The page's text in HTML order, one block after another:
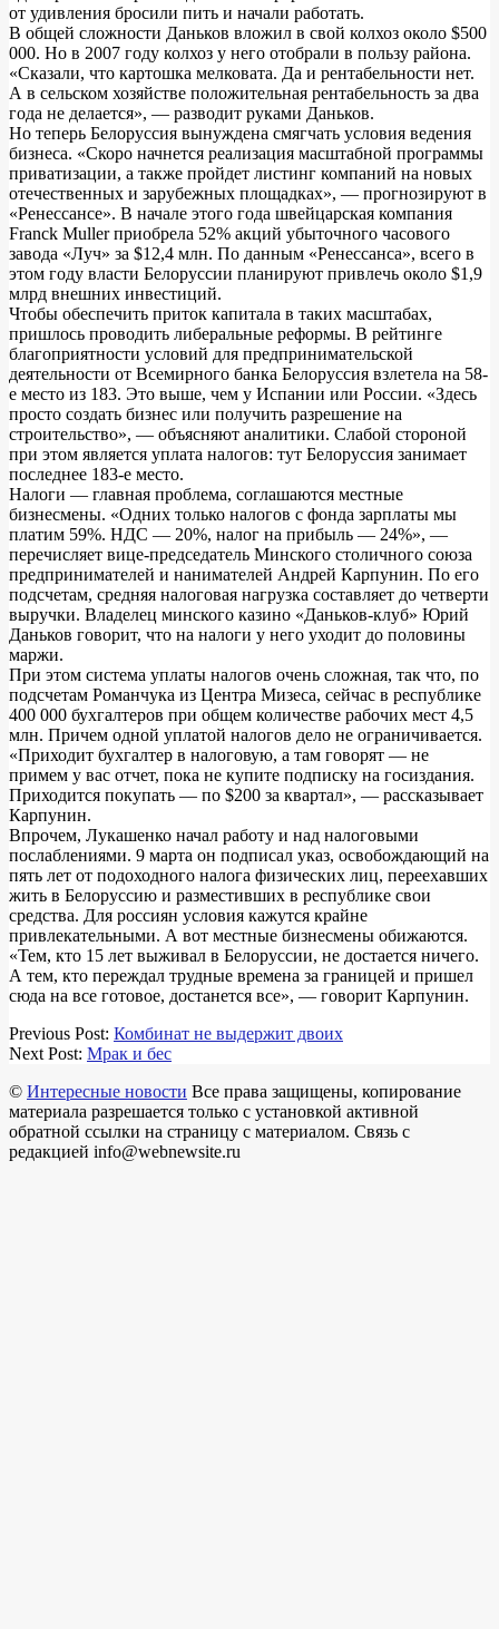
от удивления бросили пить и начали работать.
В общей сложности Даньков вложил в свой колхоз около $500
000. Но в 2007 году колхоз у него отобрали в пользу района.
«Сказали, что картошка мелковата. Да и рентабельности нет.
А в сельском хозяйстве положительная рентабельность за два
года не делается», — разводит руками Даньков.
Но теперь Белоруссия вынуждена смягчать условия ведения
бизнеса. «Скоро начнется реализация масштабной программы
приватизации, а также пройдет листинг компаний на новых
отечественных и зарубежных площадках», — прогнозируют в
«Ренессансе». В начале этого года швейцарская компания
Franck Muller приобрела 52% акций убыточного часового
завода «Луч» за $12,4 млн. По данным «Ренессанса», всего в
этом году власти Белоруссии планируют привлечь около $1,9
млрд внешних инвестиций.
Чтобы обеспечить приток капитала в таких масштабах,
пришлось проводить либеральные реформы. В рейтинге
благоприятности условий для предпринимательской
деятельности от Всемирного банка Белоруссия взлетела на 58-
е место из 183. Это выше, чем у Испании или России. «Здесь
просто создать бизнес или получить разрешение на
строительство», — объясняют аналитики. Слабой стороной
при этом является уплата налогов: тут Белоруссия занимает
последнее 183-е место.
Налоги — главная проблема, соглашаются местные
бизнесмены. «Одних только налогов с фонда зарплаты мы
платим 59%. НДС — 20%, налог на прибыль — 24%», —
перечисляет вице-председатель Минского столичного союза
предпринимателей и нанимателей Андрей Карпунин. По его
подсчетам, средняя налоговая нагрузка составляет до четверти
выручки. Владелец минского казино «Даньков-клуб» Юрий
Даньков говорит, что на налоги у него уходит до половины
маржи.
При этом система уплаты налогов очень сложная, так что, по
подсчетам Романчука из Центра Мизеса, сейчас в республике
400 000 бухгалтеров при общем количестве рабочих мест 4,5
млн. Причем одной уплатой налогов дело не ограничивается.
«Приходит бухгалтер в налоговую, а там говорят — не
примем у вас отчет, пока не купите подписку на госиздания.
Приходится покупать — по $200 за квартал», — рассказывает
Карпунин.
Впрочем, Лукашенко начал работу и над налоговыми
послаблениями. 9 марта он подписал указ, освобождающий на
пять лет от подоходного налога физических лиц, переехавших
жить в Белоруссию и разместивших в республике свои
средства. Для россиян условия кажутся крайне
привлекательными. А вот местные бизнесмены обижаются.
«Тем, кто 15 лет выживал в Белоруссии, не достается ничего.
А тем, кто переждал трудные времена за границей и пришел
сюда на все готовое, достанется все», — говорит Карпунин.
2018-
04-
Previous Post: Комбинат не выдержит двоих
Next Post: Мрак и бес
© Интересные новости Все права защищены, копирование
материала разрешается только с установкой активной
обратной ссылки на страницу с материалом. Связь с
редакцией info@webnewsite.ru